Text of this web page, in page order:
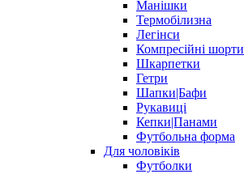
Манішки
Термобілизна
Легінси
Компресійні шорти
Шкарпетки
Гетри
Шапки|Бафи
Рукавиці
Кепки|Панами
Футбольна форма
Для чоловіків
Футболки